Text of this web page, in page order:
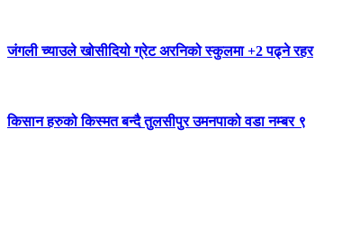
जंगली च्याउले खोसीदियो ग्रेट अरनिको स्कुलमा +2 पढ्ने रहर
किसान हरुको किस्मत बन्दै तुलसीपुर उमनपाको वडा नम्बर ९